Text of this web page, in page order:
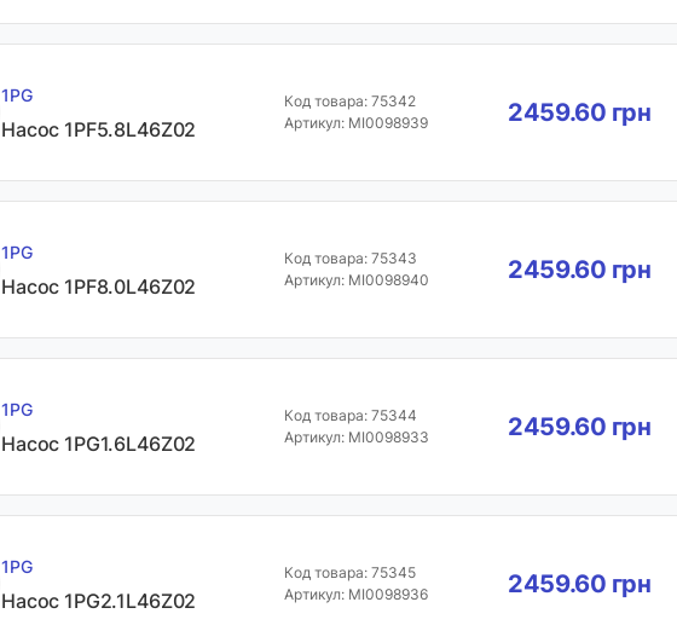
1PG
Насос 1PF5.8L46Z02
Код товара: 75342
Артикул: MI0098939
2459.60 грн
1PG
Насос 1PF8.0L46Z02
Код товара: 75343
Артикул: MI0098940
2459.60 грн
1PG
Насос 1PG1.6L46Z02
Код товара: 75344
Артикул: MI0098933
2459.60 грн
1PG
Насос 1PG2.1L46Z02
Код товара: 75345
Артикул: MI0098936
2459.60 грн